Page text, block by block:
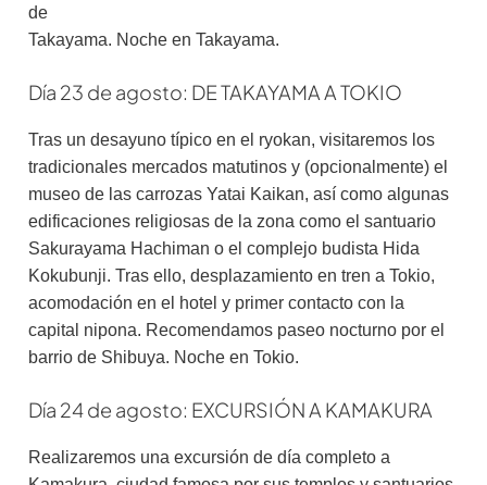
de
Takayama. Noche en Takayama.
Día 23 de agosto: DE TAKAYAMA A TOKIO
Tras un desayuno típico en el ryokan, visitaremos los
tradicionales mercados matutinos y (opcionalmente) el
museo de las carrozas Yatai Kaikan, así como algunas
edificaciones religiosas de la zona como el santuario
Sakurayama Hachiman o el complejo budista Hida
Kokubunji. Tras ello, desplazamiento en tren a Tokio,
acomodación en el hotel y primer contacto con la
capital nipona. Recomendamos paseo nocturno por el
barrio de Shibuya. Noche en Tokio.
Día 24 de agosto: EXCURSIÓN A KAMAKURA
Realizaremos una excursión de día completo a